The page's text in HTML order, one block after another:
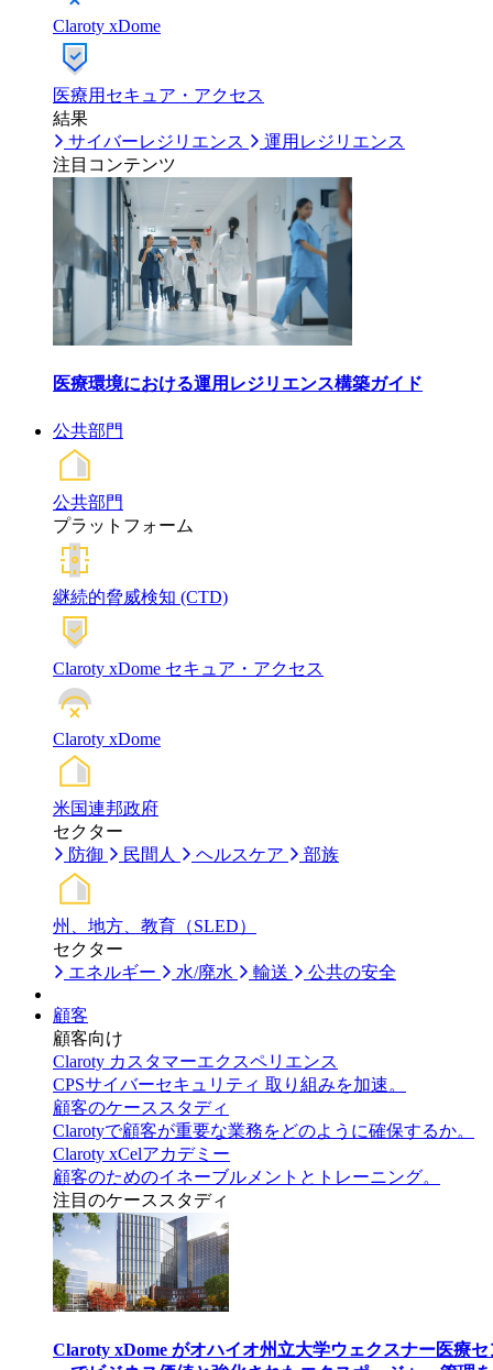
Claroty xDome
医療用セキュア・アクセス
結果
サイバーレジリエンス
運用レジリエンス
注目コンテンツ
医療環境における運用レジリエンス構築ガイド
公共部門
公共部門
プラットフォーム
継続的脅威検知 (CTD)
Claroty xDome セキュア・アクセス
Claroty xDome
米国連邦政府
セクター
防御
民間人 ヘルスケア 部族
州、地方、教育（SLED）
セクター
エネルギー
水/廃水 輸送 公共の安全
顧客
顧客向け
Claroty カスタマーエクスペリエンス
CPSサイバーセキュリティ 取り組みを加速。
顧客のケーススタディ
Clarotyで顧客が重要な業務をどのように確保するか。
Claroty xCelアカデミー
顧客のためのイネーブルメントとトレーニング。
注目のケーススタディ
Claroty xDome がオハイオ州立大学ウェクスナー医療セ